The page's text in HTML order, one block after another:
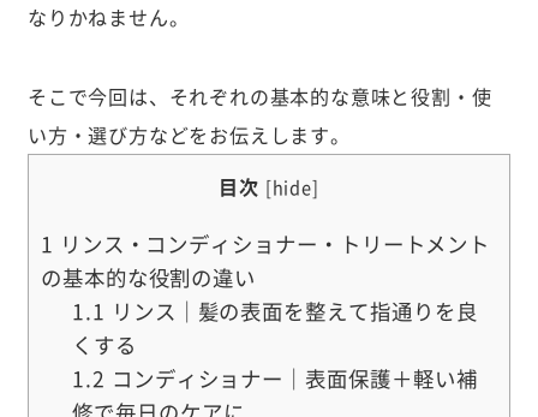
なりかねません。
そこで今回は、それぞれの基本的な意味と役割・使
い方・選び方などをお伝えします。
目次 [hide]
1 リンス・コンディショナー・トリートメント
の基本的な役割の違い
1.1 リンス｜髪の表面を整えて指通りを良
くする
1.2 コンディショナー｜表面保護＋軽い補